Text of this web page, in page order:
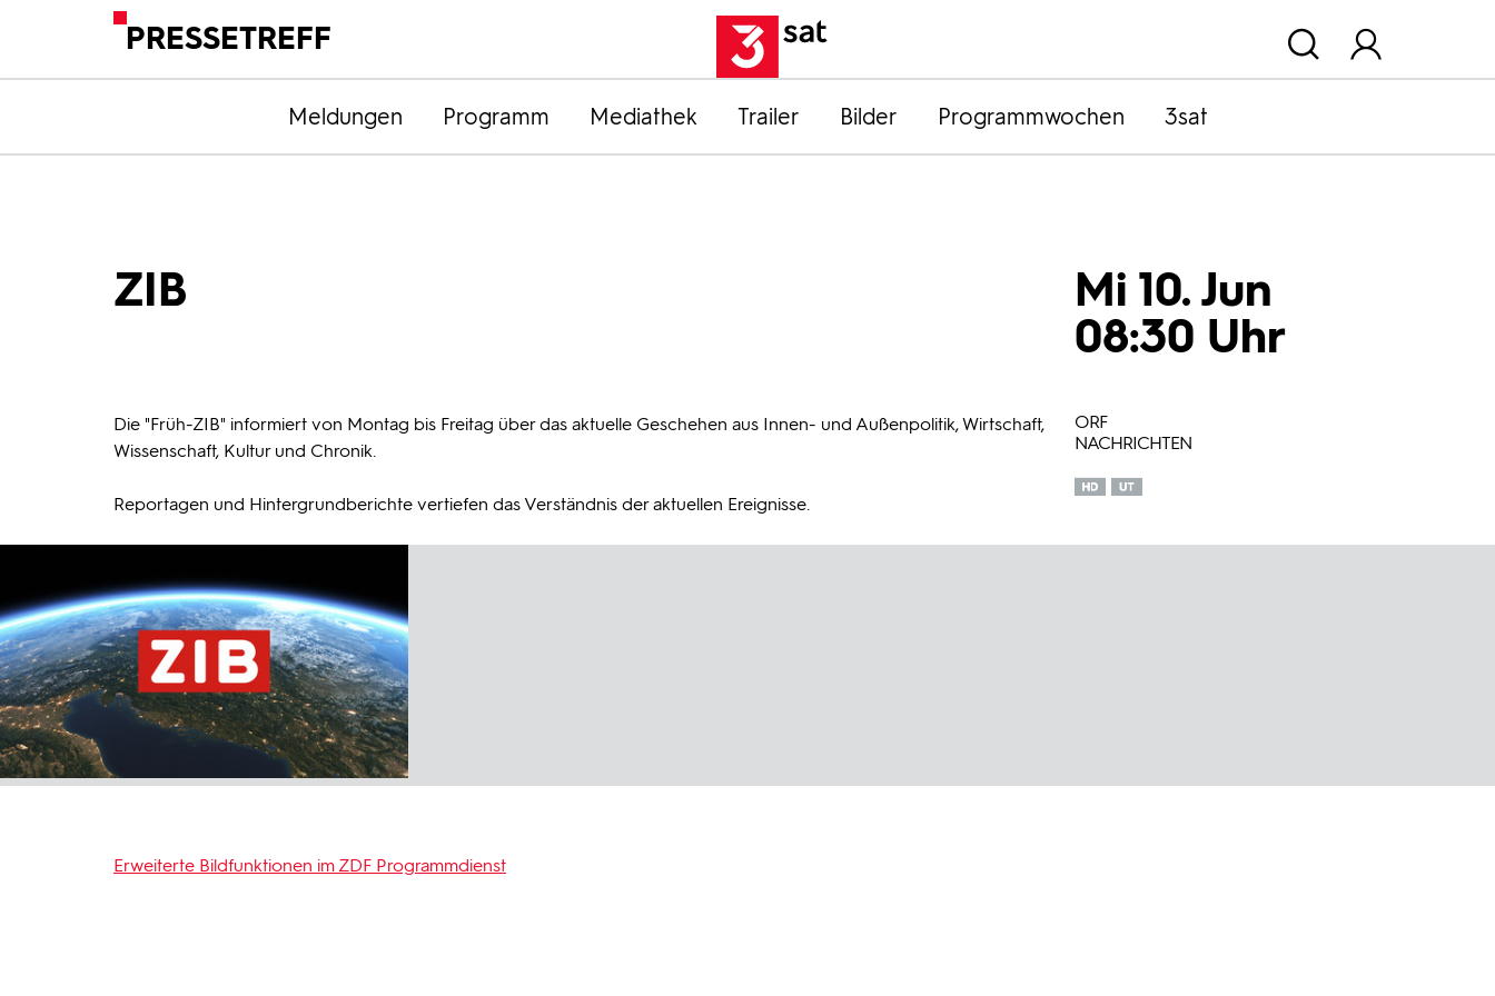
PRESSETREFF
Meldungen Programm Mediathek Trailer Bilder Programmwochen 3sat
ZIB
Mi 10. Jun
08:30 Uhr
Die "Früh-ZIB" informiert von Montag bis Freitag über das aktuelle Geschehen aus Innen- und Außenpolitik, Wirtschaft,
Wissenschaft, Kultur und Chronik.
Reportagen und Hintergrundberichte vertiefen das Verständnis der aktuellen Ereignisse.
ORF
NACHRICHTEN
Erweiterte Bildfunktionen im ZDF Programmdienst